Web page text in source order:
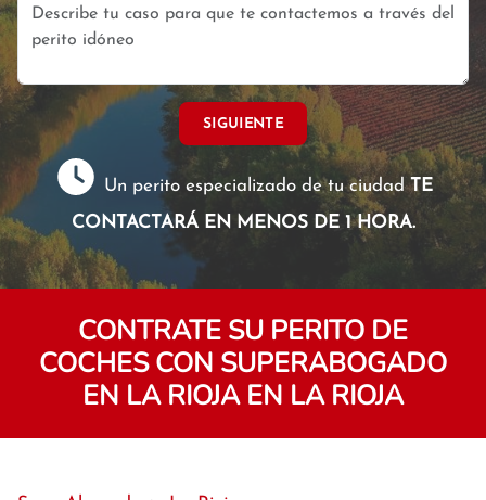
SIGUIENTE
Un perito especializado de tu ciudadTE
CONTACTARÁ EN MENOS DE 1 HORA.
CONTRATE SU PERITO DE
COCHES CON SUPERABOGADO
EN LA RIOJA EN LA RIOJA